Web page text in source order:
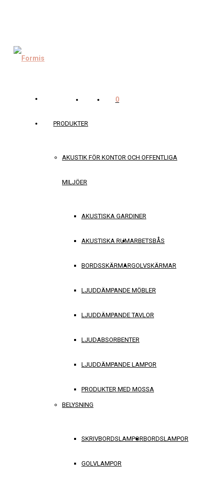
PRODUKTER
AKUSTIK FÖR KONTOR OCH OFFENTLIGA
MILJÖER
AKUSTISKA GARDINER
AKUSTISKA RUMARBETSBÅS
BORDSSKÄRMARGOLVSKÄRMAR
LJUDDÄMPANDE MÖBLER
LJUDDÄMPANDE TAVLOR
LJUDABSORBENTER
LJUDDÄMPANDE LAMPOR
PRODUKTER MED MOSSA
BELYSNING
SKRIVBORDSLAMPORBORDSLAMPOR
GOLVLAMPOR
0